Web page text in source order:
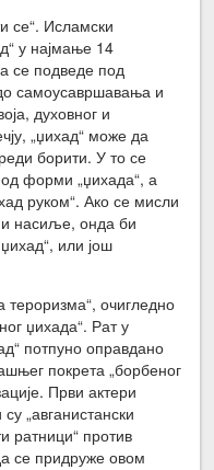
се“. Исламски
у најмање 14
се подведе под
самоусавршавања и
духовног и
„џихад“ може да
борити. У то се
форми „џихада“, а
руком“. Ако се мисли
и насиље, онда би
или још
тероризма“, очигледно
џихада“. Рат у
потпуно оправдано
покрета „борбеног
Први актери
„авганистански
ратници“ против
се придруже овом